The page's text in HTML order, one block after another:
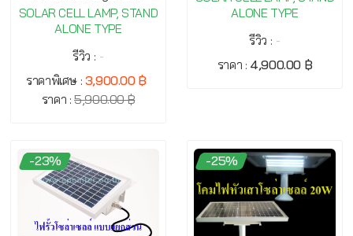
SOLAR CELL LAMP, STAND
ALONE TYPE
รีวิว : -
ราคาพิเศษ : 3,900.00 ฿
ราคา :5,900.00 ฿
ALONE TYPE
รีวิว : -
ราคา : 4,900.00 ฿
-23% -25%